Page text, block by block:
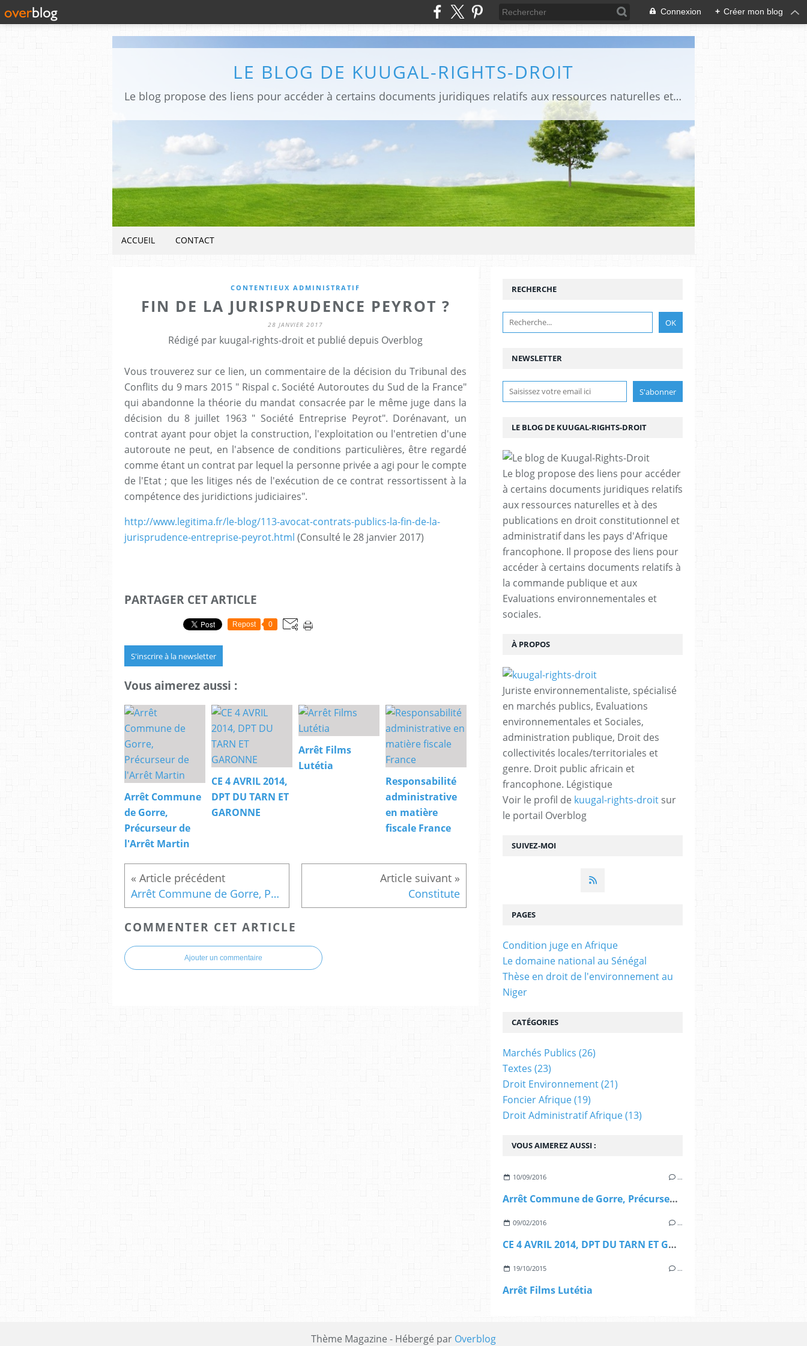
Connexion + Créer mon blog
LE BLOG DE KUUGAL-RIGHTS-DROIT
Le blog propose des liens pour accéder à certains documents juridiques relatifs aux ressources naturelles et à des publications en droit constitutionnel et administratif dans les pays d'Afrique francophone. Il propose des liens pour accéder à certains documents relatifs à la commande publique et aux Evaluations environnementales et sociales.
ACCUEIL CONTACT
CONTENTIEUX ADMINISTRATIF
FIN DE LA JURISPRUDENCE PEYROT ?
28 JANVIER 2017
Rédigé par kuugal-rights-droit et publié depuis Overblog
Vous trouverez sur ce lien, un commentaire de la décision du Tribunal des
Conflits du 9 mars 2015 " Rispal c. Société Autoroutes du Sud de la France"
qui abandonne la théorie du mandat consacrée par le même juge dans la
décision du 8 juillet 1963 " Société Entreprise Peyrot". Dorénavant, un
contrat ayant pour objet la construction, l'exploitation ou l'entretien d'une
autoroute ne peut, en l'absence de conditions particulières, être regardé
comme étant un contrat par lequel la personne privée a agi pour le compte
de l'Etat ; que les litiges nés de l'exécution de ce contrat ressortissent à la
compétence des juridictions judiciaires".
http://www.legitima.fr/le-blog/113-avocat-contrats-publics-la-fin-de-la-
jurisprudence-entreprise-peyrot.html (Consulté le 28 janvier 2017)
PARTAGER CET ARTICLE
Repost 0
S'inscrire à la newsletter
Vous aimerez aussi :
Arrêt Commune
de Gorre,
Précurseur de
l'Arrêt Martin
CE 4 AVRIL 2014,
DPT DU TARN ET
GARONNE
Arrêt Films
Lutétia
Responsabilité
administrative
en matière
fiscale France
Arrêt Commune de Gorre, Précurseur de l'Arrêt Martin Constitute
COMMENTER CET ARTICLE
Ajouter un commentaire
NEWSLETTER
SUIVEZ-MOI
RECHERCHE
LE BLOG DE KUUGAL-RIGHTS-DROIT
Le blog propose des liens pour accéder
à certains documents juridiques relatifs
aux ressources naturelles et à des
publications en droit constitutionnel et
administratif dans les pays d'Afrique
francophone. Il propose des liens pour
accéder à certains documents relatifs à
la commande publique et aux
Evaluations environnementales et
sociales.
À PROPOS
Juriste environnementaliste, spécialisé
en marchés publics, Evaluations
environnementales et Sociales,
administration publique, Droit des
collectivités locales/territoriales et
genre. Droit public africain et
francophone. Légistique
Voir le profil de kuugal-rights-droit sur
le portail Overblog
VOUS AIMEREZ AUSSI :
10/09/2016 …
Arrêt Commune de Gorre, Précurseur de l'Arrêt Martin
09/02/2016 …
CE 4 AVRIL 2014, DPT DU TARN ET GARONNE
19/10/2015 …
Arrêt Films Lutétia
PAGES
Condition juge en Afrique
Le domaine national au Sénégal
Thèse en droit de l'environnement au
Niger
CATÉGORIES
Marchés Publics (26)
Textes (23)
Droit Environnement(21)
Foncier Afrique(19)
Droit Administratif Afrique(13)
Thème Magazine - Hébergé par Overblog